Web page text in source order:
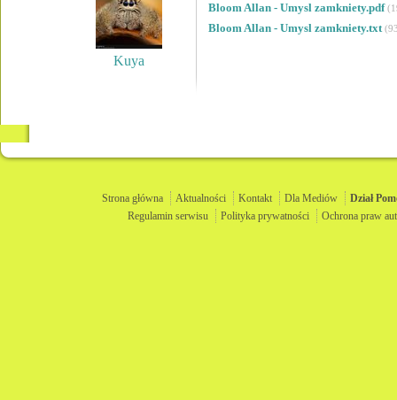
Kuya
Bloom Allan - Umysl zamkniety.pdf
Bloom Allan - Umysl zamkniety.txt
Strona główna Aktualności Kontakt Dla Mediów Dział
Regulamin serwisu
Polityka prywatności Ochrona praw